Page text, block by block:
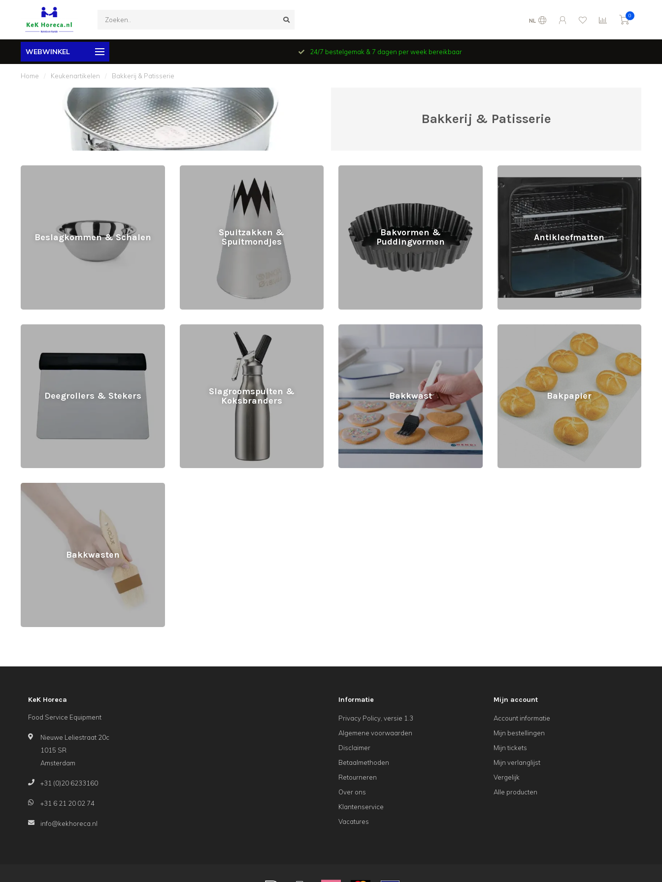
NL
0
WEBWINKEL 24/7 bestelgemak & 7 dagen per week bereikbaar
Home / Keukenartikelen / Bakkerij & Patisserie
Bakkerij & Patisserie
Beslagkommen & Schalen
Spuitzakken &
Spuitmondjes
Bakvormen &
Puddingvormen
Antikleefmatten
Deegrollers & Stekers
Slagroomspuiten &
Koksbranders
Bakkwast Bakpapier
Bakkwasten
KeK Horeca
Food Service Equipment
Nieuwe Leliestraat 20c
1015 SR
Amsterdam
+31 (0)20 6233160
+31 6 21 20 02 74
info@kekhoreca.nl
Informatie
Privacy Policy, versie 1.3
Algemene voorwaarden
Disclaimer
Betaalmethoden
Retourneren
Over ons
Klantenservice
Vacatures
Mijn account
Account informatie
Mijn bestellingen
Mijn tickets
Mijn verlanglijst
Vergelijk
Alle producten